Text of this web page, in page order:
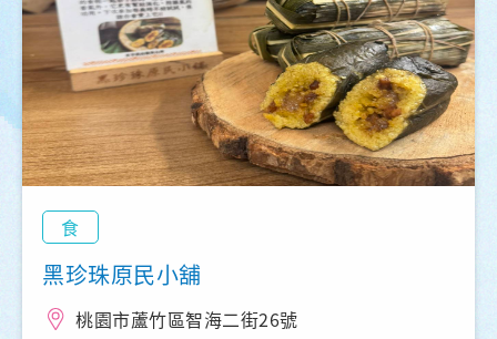
食
黑珍珠原民小舖
桃園市蘆竹區智海二街26號